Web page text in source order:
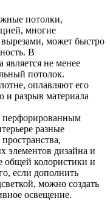
потолки,
многие
может быстро
В
является не менее
потолок.
оплавляют его
и разрыв материала
перфорированным
разные
элементов дизайна и
общей колористики и
если дополнить
можно создать
освещение.